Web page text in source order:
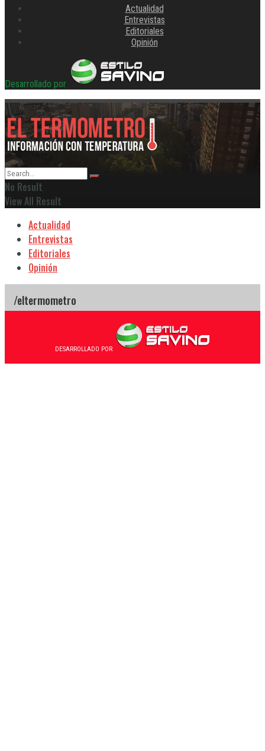
Actualidad
Entrevistas
Editoriales
Opinión
Desarrollado por
No Result
View All Result
Actualidad
Entrevistas
Editoriales
Opinión
DESARROLLADO POR